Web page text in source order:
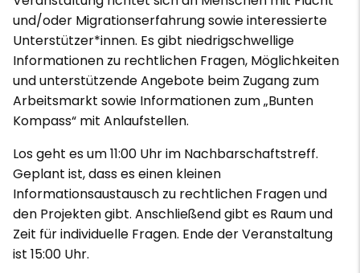
und/oder Migrationserfahrung sowie interessierte
Unterstützer*innen. Es gibt niedrigschwellige
Informationen zu rechtlichen Fragen, Möglichkeiten
und unterstützende Angebote beim Zugang zum
Arbeitsmarkt sowie Informationen zum „Bunten
Kompass“ mit Anlaufstellen.
Los geht es um 11:00 Uhr im Nachbarschaftstreff.
Geplant ist, dass es einen kleinen
Informationsaustausch zu rechtlichen Fragen und
den Projekten gibt. Anschließend gibt es Raum und
Zeit für individuelle Fragen. Ende der Veranstaltung
ist 15:00 Uhr.